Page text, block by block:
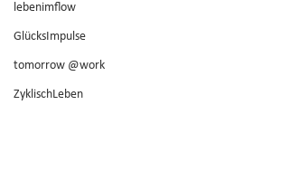
lebenimflow
GlücksImpulse
tomorrow @work
ZyklischLeben